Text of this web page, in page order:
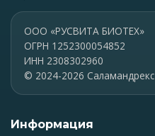
ООО «РУСВИТА БИОТЕХ»
ОГРН 1252300054852
ИНН 2308302960
© 2024-2026 Саламандрекс
Информация